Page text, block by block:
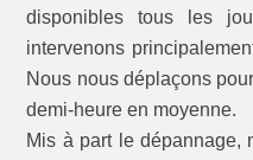
disponibles tous les
intervenons
Nous nous déplaçons
demi-heure en moyenne.
Mis à part le dépannage,